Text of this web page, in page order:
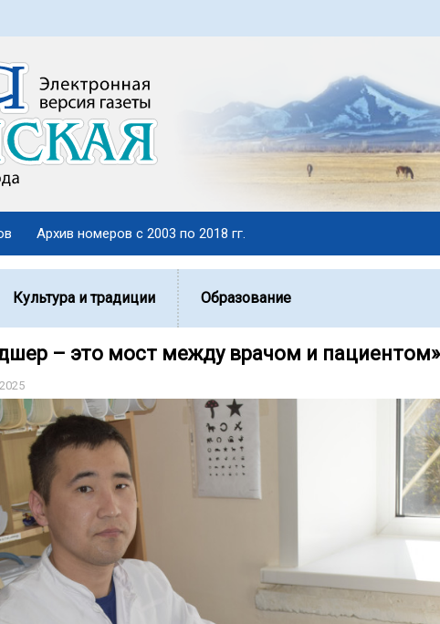
Архив номеров с 2003 по 2018 гг.
Культура и традиции Образование
– это мост между врачом и пациентом»